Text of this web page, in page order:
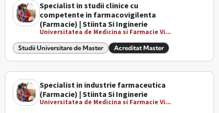
Specialist in studii clinice cu
competente in farmacovigilenta
(Farmacie) | Stiinta Si Inginerie
Universitatea de Medicina si Farmacie Vi...
Studii Universitare de Master Acreditat Master
Specialist in industrie farmaceutica
(Farmacie) | Stiinta Si Inginerie
Universitatea de Medicina si Farmacie Vi...